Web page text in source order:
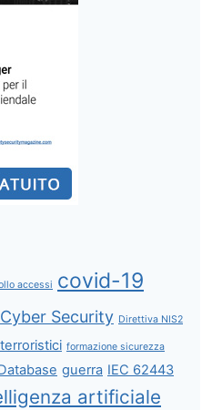
accessi covid-19
Cyber Security Direttiva NIS2
formazione sicurezza
guerra IEC 62443
artificiale